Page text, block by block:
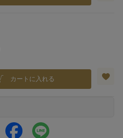
カートに入れる